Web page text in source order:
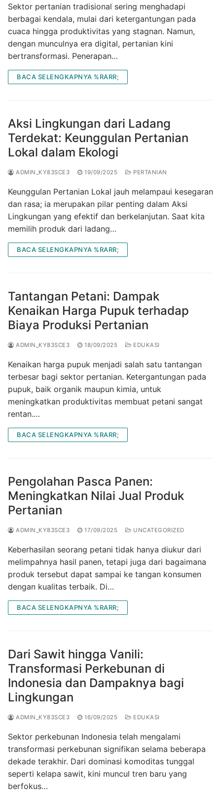
Sektor pertanian tradisional sering menghadapi
berbagai kendala, mulai dari ketergantungan pada
cuaca hingga produktivitas yang stagnan. Namun,
dengan munculnya era digital, pertanian kini
bertransformasi. Penerapan…
BACA SELENGKAPNYA %RARR;
Aksi Lingkungan dari Ladang
Terdekat: Keunggulan Pertanian
Lokal dalam Ekologi
ADMIN_KY83SCE3 19/09/2025 PERTANIAN
Keunggulan Pertanian Lokal jauh melampaui kesegaran
dan rasa; ia merupakan pilar penting dalam Aksi
Lingkungan yang efektif dan berkelanjutan. Saat kita
memilih produk dari ladang…
BACA SELENGKAPNYA %RARR;
Tantangan Petani: Dampak
Kenaikan Harga Pupuk terhadap
Biaya Produksi Pertanian
ADMIN_KY83SCE3 18/09/2025 EDUKASI
Kenaikan harga pupuk menjadi salah satu tantangan
terbesar bagi sektor pertanian. Ketergantungan pada
pupuk, baik organik maupun kimia, untuk
meningkatkan produktivitas membuat petani sangat
rentan.…
BACA SELENGKAPNYA %RARR;
Pengolahan Pasca Panen:
Meningkatkan Nilai Jual Produk
Pertanian
ADMIN_KY83SCE3 17/09/2025 UNCATEGORIZED
Keberhasilan seorang petani tidak hanya diukur dari
melimpahnya hasil panen, tetapi juga dari bagaimana
produk tersebut dapat sampai ke tangan konsumen
dengan kualitas terbaik. Di…
BACA SELENGKAPNYA %RARR;
Dari Sawit hingga Vanili:
Transformasi Perkebunan di
Indonesia dan Dampaknya bagi
Lingkungan
ADMIN_KY83SCE3 16/09/2025 EDUKASI
Sektor perkebunan Indonesia telah mengalami
transformasi perkebunan signifikan selama beberapa
dekade terakhir. Dari dominasi komoditas tunggal
seperti kelapa sawit, kini muncul tren baru yang
berfokus…